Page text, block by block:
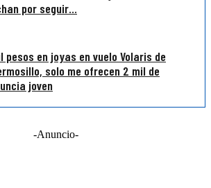
por seguir...
pesos en joyas en vuelo Volaris de
solo me ofrecen 2 mil de
joven
-Anuncio-